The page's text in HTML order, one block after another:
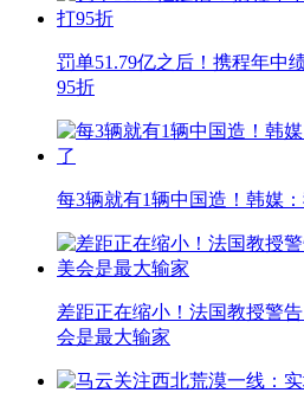
罚单51.79亿之后！携程年中
95折
每3辆就有1辆中国造！韩媒
差距正在缩小！法国教授警
会是最大输家